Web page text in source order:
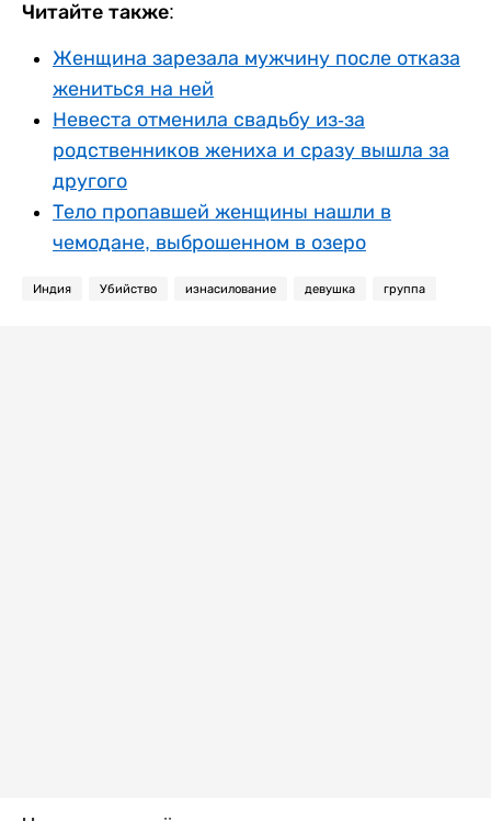
Читайте также:
Женщина зарезала мужчину после отказа
жениться на ней
Невеста отменила свадьбу из-за
родственников жениха и сразу вышла за
другого
Тело пропавшей женщины нашли в
чемодане, выброшенном в озеро
Индия Убийство изнасилование девушка группа